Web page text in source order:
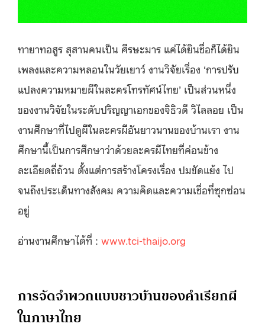
ทายาทอสูร สุสานคนเป็น ศีรษะมาร แค่ได้ยินชื่อก็ได้ยิน
เพลงและความหลอนในวัยเยาว์ งานวิจัยเรื่อง ‘การปรับ
แปลงความหมายผีในละครโทรทัศน์ไทย’ เป็นส่วนหนึ่ง
ของงานวิจัยในระดับปริญญาเอกของจิธิวดี วิไลลอย เป็น
งานศึกษาที่ไปดูผีในละครผีอันยาวนานของบ้านเรา งาน
ศึกษานี้เป็นการศึกษาว่าด้วยละครผีไทยที่ค่อนข้าง
ละเอียดถี่ถ้วน ตั้งแต่การสร้างโครงเรื่อง ปมขัดแย้ง ไป
จนถึงประเด็นทางสังคม ความคิดและความเชื่อที่ซุกซ่อน
อยู่
อ่านงานศึกษาได้ที่ : www.tci-thaijo.org
การจัดจำพวกแบบชาวบ้านของคำเรียกผี
ในภาษาไทย